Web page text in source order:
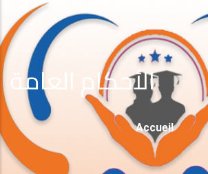
الأحكام العامة
Fil
D'Ariane
Accueil